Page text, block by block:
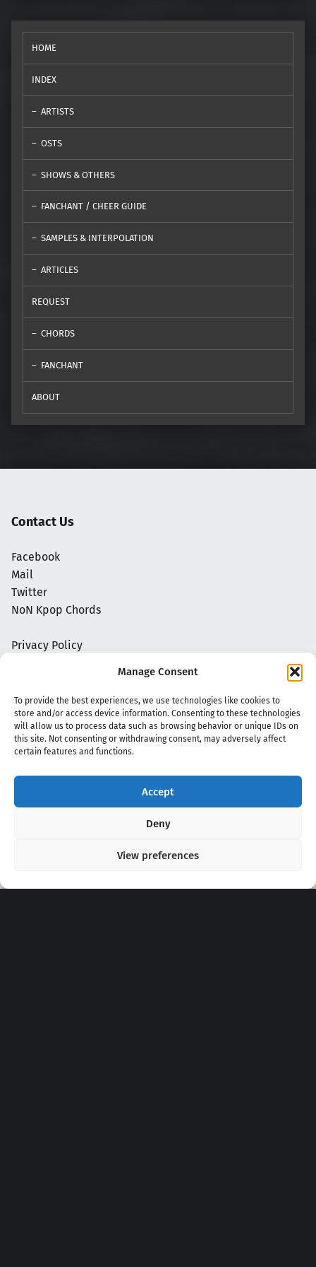
Manage Consent
To provide the best experiences, we use technologies like cookies to
store and/or access device information. Consenting to these technologies
will allow us to process data such as browsing behavior or unique IDs on
this site. Not consenting or withdrawing consent, may adversely affect
certain features and functions.
Accept
Deny
View preferences
HOME
INDEX
ARTISTS
OSTS
SHOWS & OTHERS
FANCHANT / CHEER GUIDE
SAMPLES & INTERPOLATION
ARTICLES
REQUEST
CHORDS
FANCHANT
ABOUT
Contact Us
Facebook
Mail
Twitter
NoN Kpop Chords
Privacy Policy